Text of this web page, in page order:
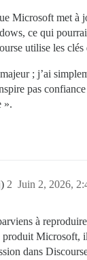
Microsoft met à
ce qui
utilise les clés
; j’ai
pas
».
Juin 2, 2026,
2
à
produit Microsoft,
dans